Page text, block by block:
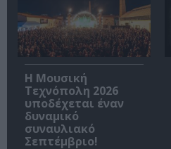
Η Μουσική
Τεχνόπολη 2026
υποδέχεται έναν
δυναμικό
συναυλιακό
Σεπτέμβριο!